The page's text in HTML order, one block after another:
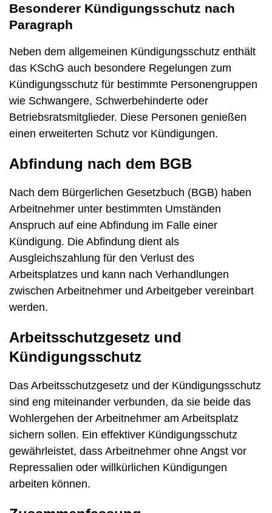
Besonderer Kündigungsschutz nach
Paragraph
Neben dem allgemeinen Kündigungsschutz enthält
das KSchG auch besondere Regelungen zum
Kündigungsschutz für bestimmte Personengruppen
wie Schwangere, Schwerbehinderte oder
Betriebsratsmitglieder. Diese Personen genießen
einen erweiterten Schutz vor Kündigungen.
Abfindung nach dem BGB
Nach dem Bürgerlichen Gesetzbuch (BGB) haben
Arbeitnehmer unter bestimmten Umständen
Anspruch auf eine Abfindung im Falle einer
Kündigung. Die Abfindung dient als
Ausgleichszahlung für den Verlust des
Arbeitsplatzes und kann nach Verhandlungen
zwischen Arbeitnehmer und Arbeitgeber vereinbart
werden.
Arbeitsschutzgesetz und
Kündigungsschutz
Das Arbeitsschutzgesetz und der Kündigungsschutz
sind eng miteinander verbunden, da sie beide das
Wohlergehen der Arbeitnehmer am Arbeitsplatz
sichern sollen. Ein effektiver Kündigungsschutz
gewährleistet, dass Arbeitnehmer ohne Angst vor
Repressalien oder willkürlichen Kündigungen
arbeiten können.